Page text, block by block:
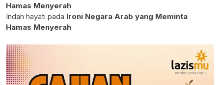
Hamas Menyerah
Indah hayati pada Ironi Negara Arab yang Meminta
Hamas Menyerah